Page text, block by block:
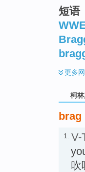
短语
更多
柯
brag
1. V-
吹